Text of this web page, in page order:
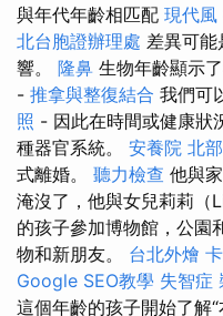
與年代年齡相匹配 現代風
北台胞證辦理處 差異可
響。 隆鼻 生物年齡顯示
- 推拿與整復結合 我們可
照 - 因此在時間或健康狀
種器官系統。 安養院 北部
式離婚。 聽力檢查 他與
淹沒了，他與女兒莉莉（
的孩子參加博物館，公園
物和新朋友。 台北外燴
Google SEO教學 失智症
這個年齡的孩子開始了解“